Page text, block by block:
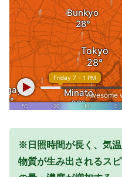
※日照時間が長く、気
物質が生み出されるス